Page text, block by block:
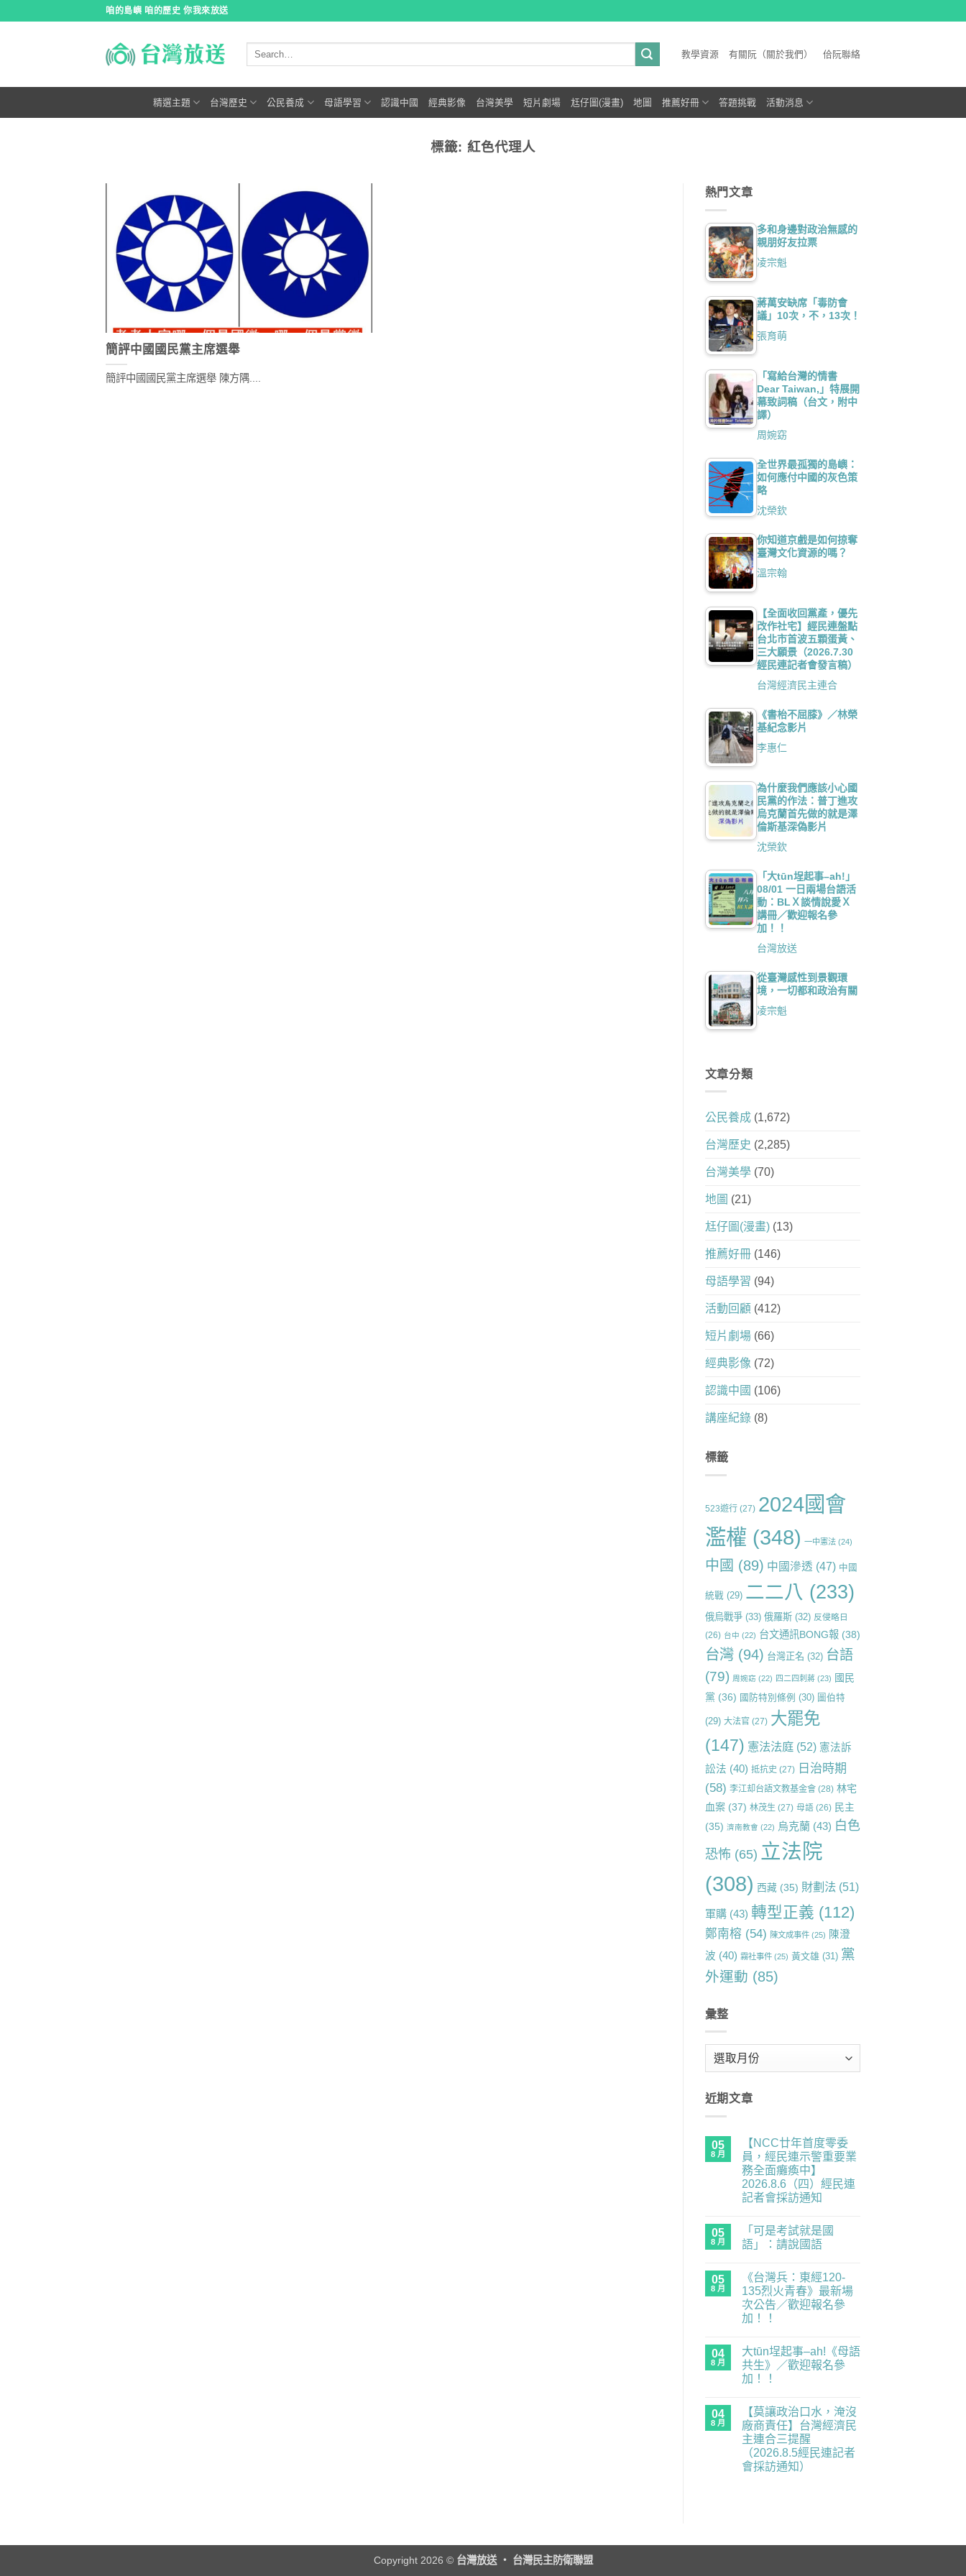
咱的島嶼 咱的歷史 你我來放送
教學資源 有關阮（關於我們） 佮阮聯絡
精選主題 台灣歷史 公民養成 母語學習 認識中國 經典影像 台灣美學 短片劇場 尪仔圖(漫畫) 地圖 推薦好冊 答題挑戰 活動消息
標籤:紅色代理人
簡評中國國民黨主席選舉
簡評中國國民黨主席選舉 陳方隅....
熱門文章
多和身邊對政治無感的
親朋好友拉票
凌宗魁
蔣萬安缺席「毒防會
議」10次，不，13次！
張育萌
「寫給台灣的情書
Dear Taiwan,」特展開
幕致詞稿（台文，附中
譯）
周婉窈
全世界最孤獨的島嶼：
如何應付中國的灰色策
略
沈榮欽
你知道京戲是如何掠奪
臺灣文化資源的嗎？
溫宗翰
【全面收回黨產，優先
改作社宅】經民連盤點
台北市首波五顆蛋黃、
三大願景（2026.7.30
經民連記者會發言稿）
台灣經濟民主連合
《書枱不屈膝》／林榮
基紀念影片
李惠仁
為什麼我們應該小心國
民黨的作法：普丁進攻
烏克蘭首先做的就是澤
倫斯基深偽影片
沈榮欽
「大tūn埕起事–ah!」
08/01 一日兩場台語活
動：BLＸ談情說愛Ｘ
講冊／歡迎報名參
加！！
台灣放送
從臺灣感性到景觀環
境，一切都和政治有關
凌宗魁
文章分類
公民養成(1,672)
台灣歷史 (2,285)
台灣美學(70)
地圖 (21)
尪仔圖(漫畫)(13)
推薦好冊(146)
母語學習 (94)
活動回顧 (412)
短片劇場(66)
經典影像 (72)
認識中國 (106)
講座紀錄(8)
標籤
523遊行(27) 2024國會
濫權 (348) 一中憲法(24)
中國 (89) 中國滲透 (47) 中國
統戰(29) 二二八 (233)
俄烏戰爭(33) 俄羅斯(32) 反侵略日
(26) 台中 (22) 台文通訊BONG報(38)
台灣(94) 台灣正名 (32) 台語
(79) 周婉窈 (22) 四二四刺蔣(23) 國民
黨 (36) 國防特別條例 (30) 圖伯特
(29) 大法官(27) 大罷免
(147) 憲法法庭(52) 憲法訴
訟法 (40) 抵抗史 (27) 日治時期
(58) 李江却台語文教基金會(28) 林宅
血案(37) 林茂生 (27) 母語(26) 民主
(35) 濟南教會 (22) 烏克蘭(43) 白色
恐怖 (65) 立法院
(308) 西藏(35) 財劃法(51)
軍購(43) 轉型正義 (112)
鄭南榕 (54) 陳文成事件(25) 陳澄
波 (40) 霧社事件(25) 黃文雄(31) 黨
外運動 (85)
彙整
近期文章
05
8 月
【NCC廿年首度零委
員，經民連示警重要業
務全面癱瘓中】
2026.8.6（四）經民連
記者會採訪通知
年
首
委
員，
經
民
連
示
要
業
務
全
中】
2026.8.6（四）
經
民
記
者
言
05
8 月
「可是考試就是國
語」：請說國語
是
考
試
就
是
國
說
國
語〉
中
留
言
05
8 月
《台灣兵：東經120-
135烈火青春》最新場
次公告／歡迎報名參
加！！
灣
兵：
東
經
青
春》
最
場
次
參
留
言
04
8 月
大tūn埕起事–ah!《母語
共生》／歡迎報名參
加！！
tūn
埕
起
事
ah!
《母
言
04
8 月
【莫讓政治口水，淹沒
廠商責任】台灣經濟民
主連合三提醒
（2026.8.5經民連記者
會採訪通知）
淹
Copyright 2026 © 台灣放送 ‧ 台灣民主防衛聯盟